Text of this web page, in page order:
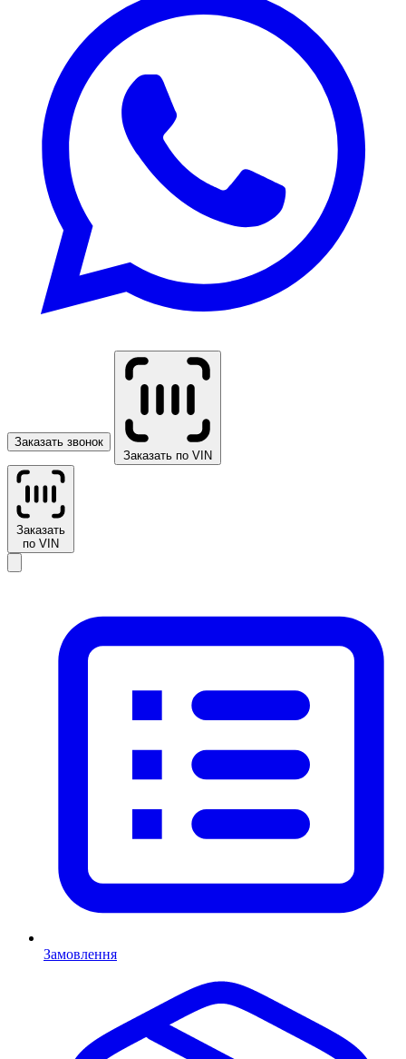
Заказать звонок
Заказать по VIN
Заказать
по VIN
Замовлення